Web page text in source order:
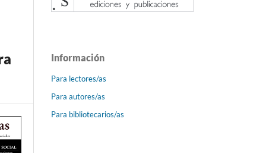
Información
Para lectores/as
Para autores/as
Para bibliotecarios/as